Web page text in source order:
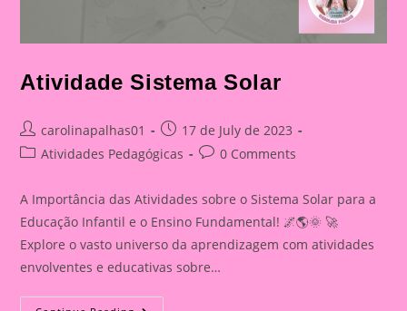
Atividade Sistema Solar
Post
author:
carolinapalhas01
Post
published:
17 de July de 2023
PostAtividades Pedagógicas
Post0 Comments
A Importância das Atividades sobre o Sistema Solar para a
Educação Infantil e o Ensino Fundamental! 🌌🌎🌞 🚀
Explore o vasto universo da aprendizagem com atividades
envolventes e educativas sobre…